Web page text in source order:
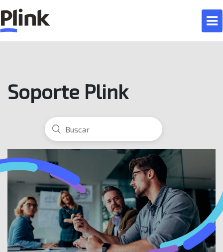
Soporte Plink